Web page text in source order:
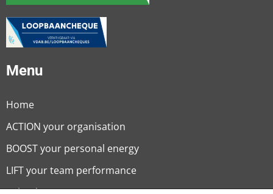
Menu
Home
ACTION your organisation
BOOST your personal energy
LIFT your team performance